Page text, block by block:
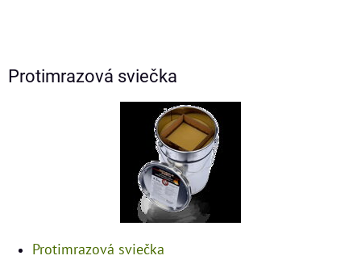
Protimrazová sviečka
Protimrazová sviečka